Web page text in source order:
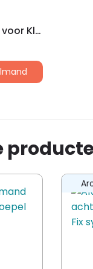
Basil stuurbochthouder voor Klickfix adapterplaat